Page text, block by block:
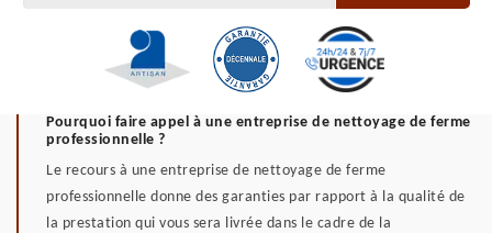
Pourquoi faire appel à une entreprise de nettoyage de ferme
professionnelle ?
Le recours à une entreprise de nettoyage de ferme
professionnelle donne des garanties par rapport à la qualité de
la prestation qui vous sera livrée dans le cadre de la